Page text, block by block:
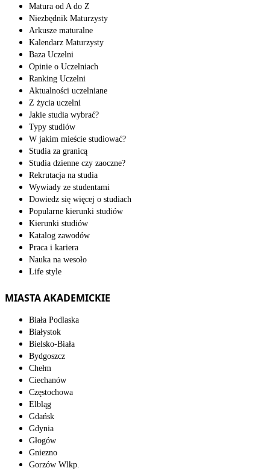
Matura od A do Z
Niezbędnik Maturzysty
Arkusze maturalne
Kalendarz Maturzysty
Baza Uczelni
Opinie o Uczelniach
Ranking Uczelni
Aktualności uczelniane
Z życia uczelni
Jakie studia wybrać?
Typy studiów
W jakim mieście studiować?
Studia za granicą
Studia dzienne czy zaoczne?
Rekrutacja na studia
Wywiady ze studentami
Dowiedz się więcej o studiach
Popularne kierunki studiów
Kierunki studiów
Katalog zawodów
Praca i kariera
Nauka na wesoło
Life style
MIASTA AKADEMICKIE
Biała Podlaska
Białystok
Bielsko-Biała
Bydgoszcz
Chełm
Ciechanów
Częstochowa
Elbląg
Gdańsk
Gdynia
Głogów
Gniezno
Gorzów Wlkp.